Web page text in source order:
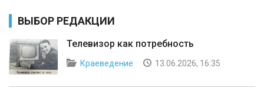
ВЫБОР РЕДАКЦИИ
Телевизор как потребность
Краеведение 13.06.2026, 16:35